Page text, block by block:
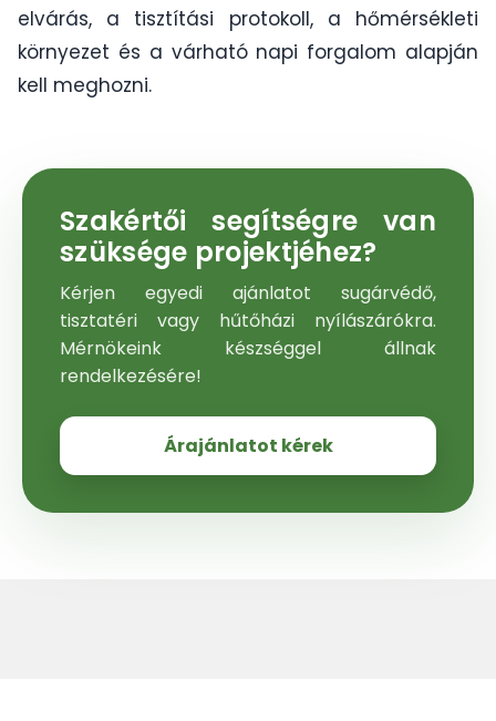
elvárás, a tisztítási protokoll, a hőmérsékleti
környezet és a várható napi forgalom alapján
kell meghozni.
Szakértői segítségre van
szüksége projektjéhez?
Kérjen egyedi ajánlatot sugárvédő,
tisztatéri vagy hűtőházi nyílászárókra.
Mérnökeink készséggel állnak
rendelkezésére!
Árajánlatot kérek